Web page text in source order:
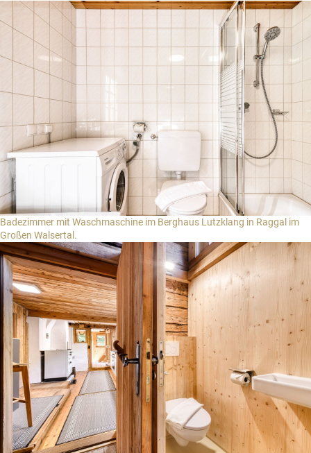
Badezimmer mit Waschmaschine im Berghaus Lutzklang in Raggal im
Großen Walsertal.